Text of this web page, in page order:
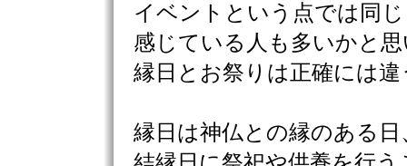
イベントという点では同
感じている人も多いかと
縁日とお祭りは正確には
縁日は神仏との縁のある日